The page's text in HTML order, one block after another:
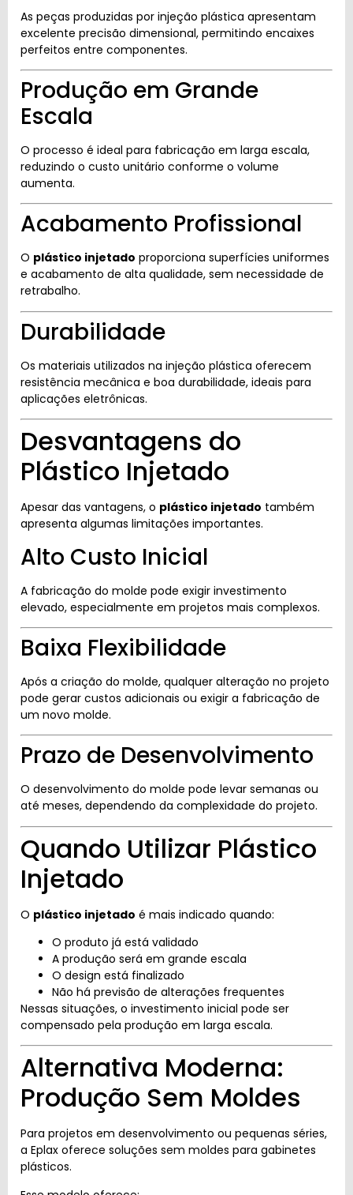
As peças produzidas por injeção plástica apresentam
excelente precisão dimensional, permitindo encaixes
perfeitos entre componentes.
Produção em Grande
Escala
O processo é ideal para fabricação em larga escala,
reduzindo o custo unitário conforme o volume
aumenta.
Acabamento Profissional
O plástico injetado proporciona superfícies uniformes
e acabamento de alta qualidade, sem necessidade de
retrabalho.
Durabilidade
Os materiais utilizados na injeção plástica oferecem
resistência mecânica e boa durabilidade, ideais para
aplicações eletrônicas.
Desvantagens do
Plástico Injetado
Apesar das vantagens, o plástico injetado também
apresenta algumas limitações importantes.
Alto Custo Inicial
A fabricação do molde pode exigir investimento
elevado, especialmente em projetos mais complexos.
Baixa Flexibilidade
Após a criação do molde, qualquer alteração no projeto
pode gerar custos adicionais ou exigir a fabricação de
um novo molde.
Prazo de Desenvolvimento
O desenvolvimento do molde pode levar semanas ou
até meses, dependendo da complexidade do projeto.
Quando Utilizar Plástico
Injetado
O plástico injetado é mais indicado quando:
O produto já está validado
A produção será em grande escala
O design está finalizado
Não há previsão de alterações frequentes
Nessas situações, o investimento inicial pode ser
compensado pela produção em larga escala.
Alternativa Moderna:
Produção Sem Moldes
Para projetos em desenvolvimento ou pequenas séries,
a Eplax oferece soluções sem moldes para gabinetes
plásticos.